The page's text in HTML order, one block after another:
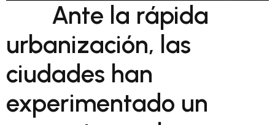
Ante la rápida
urbanización, las
ciudades han
experimentado un